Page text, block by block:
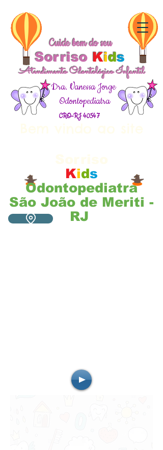
Cuide bem do seu
Sorriso Kids
Atendimento Odontológico Infantil
Dra. Vanessa Jorge
Odontopediatra
CRO-RJ 40547
Kids
Odontopediatra
São João de Meriti -
RJ